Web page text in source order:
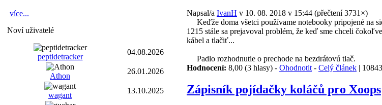
více...
Noví uživatelé
peptidetracker
04.08.2026
Athon
26.01.2026
wagant
13.10.2025
Napsal/a IvanH v 10. 08. 2018 v 15:44 (přečtení 3731×)
Keďže doma všetci používame notebooky pripojené na
1215 stále sa prejavoval problém, že keď sme chceli
kábel a tlačiť...
Padlo rozhodnutie o prechode na bezdrátovú tlač.
Hodnocení: 8,00 (3 hlasy) - Ohodnotit- Celý článek |
Zápisník pojídačky koláčů pro Xoops